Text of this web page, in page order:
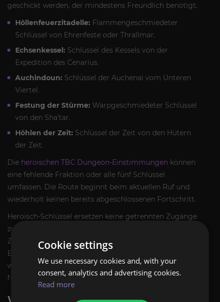
geschickt werden, der mindestens Freundlich benötigt.
Höllenfeuerzitadelle: Flammengeschmiedeter
Schlüssel von Ehrenfeste oder Thrallmar.
Echsenkessel: Schlüssel des Kessels von der
Expedition des Cenarius.
Auchindoun: Schlüssel der Auchenai vom Unteren
Viertel.
Festung der Stürme: Warpgeschmiedeter Schlüssel
von den Sha'tar.
Höhlen der Zeit: Schlüssel der Zeit von den Hütern
der Zeit.
Die heroischen TBC Dungeon-Einstimmungen können
eine fehlende Fraktion oder alle fünf Schlüssel
umfassen. Die Route beginnt beim aktuellen Ruf und
wiederholt keinen bereits abgeschlossenen Fortschritt.
Heroisch-Schlüssel ersetzen keine getrennten Zugänge
zum normalen Modus. Die Arkatraz und die
Zerschmetterten Hallen besitzen eigene
Eingangsschlüssel. Die Dungeons der Höhlen der Zeit
werden über eine aufeinanderfolgende Questreihe
freigeschaltet.
Cookie settings
We use necessary cookies and, with your
consent, analytics and advertising cookies.
Read more